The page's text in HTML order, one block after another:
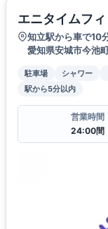
エニタイムフ
知立駅から車で10
愛知県安城市今池
駐車場 シャワー
駅から5分以内
営業時間
24:00間